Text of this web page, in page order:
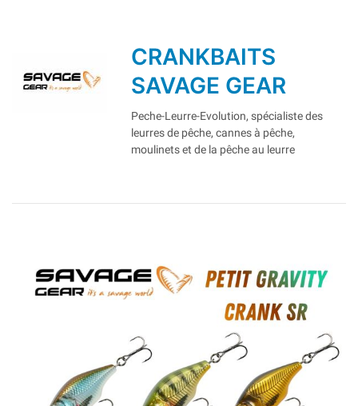
CRANKBAITS
SAVAGE GEAR
Peche-Leurre-Evolution, spécialiste des
leurres de pêche, cannes à pêche,
moulinets et de la pêche au leurre